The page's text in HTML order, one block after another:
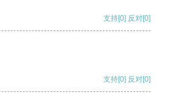
支持[0] 反对[0]
支持[0] 反对[0]